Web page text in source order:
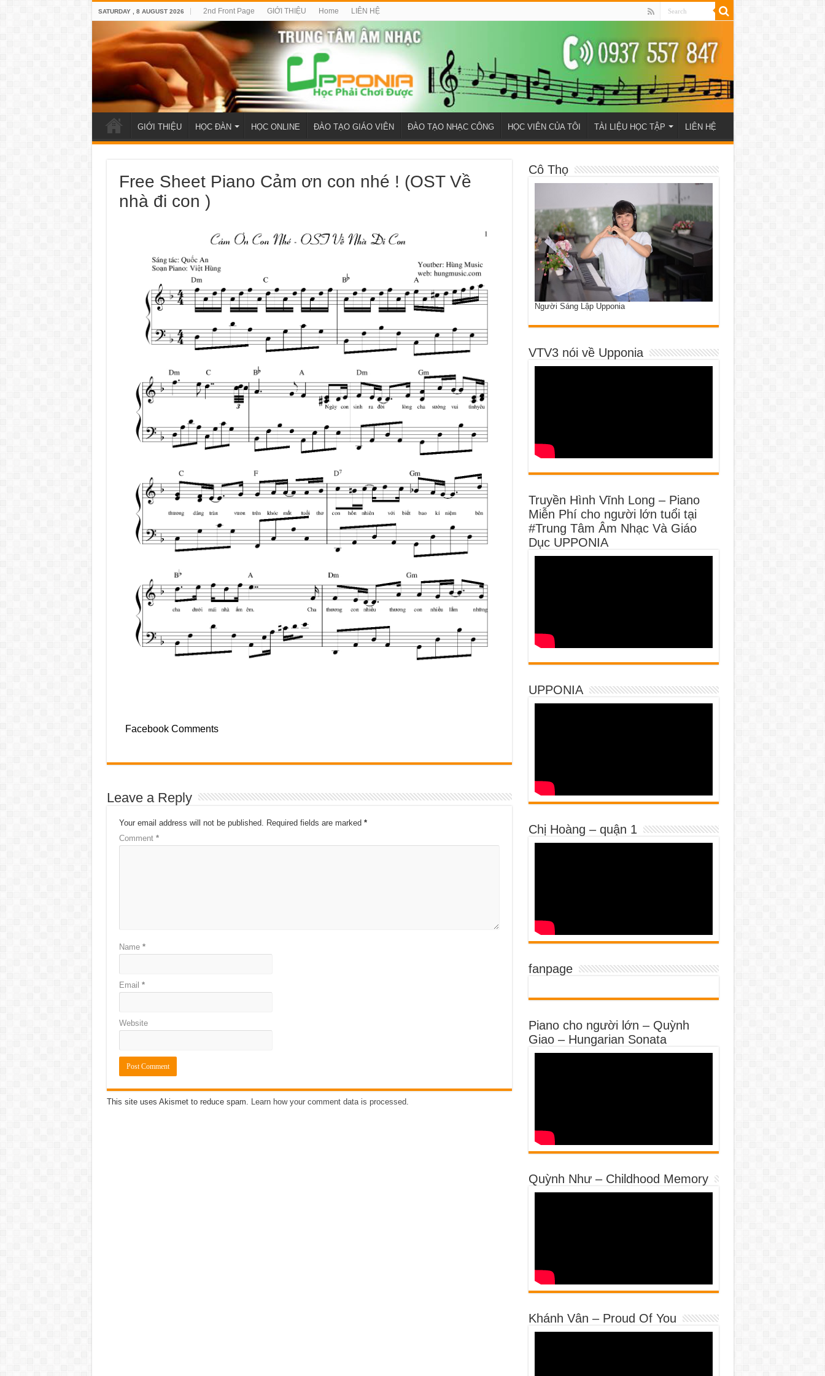
SATURDAY , 8 AUGUST 2026 2nd Front Page GIỚI THIỆU Home LIÊN HỆ
GIỚI THIỆU HỌC ĐÀN HỌC ONLINE ĐÀO TẠO GIÁO VIÊN ĐÀO TẠO NHẠC CÔNG HỌC VIÊN CỦA TÔI TÀI LIỆU HỌC TẬP LIÊN HỆ
Free Sheet Piano Cảm ơn con nhé ! (OST Về
nhà đi con )
Facebook Comments
Leave a Reply
Your email address will not be published. Required fields are marked *
Comment *
Name *
Email *
Website
This site uses Akismet to reduce spam. Learn how your comment data is processed.
Cô Thọ
Người Sáng Lập Upponia
VTV3 nói về Upponia
Truyền Hình Vĩnh Long – Piano
Miễn Phí cho người lớn tuổi tại
#Trung Tâm Âm Nhạc Và Giáo
Dục UPPONIA
UPPONIA
Chị Hoàng – quận 1
fanpage
Piano cho người lớn – Quỳnh
Giao – Hungarian Sonata
Quỳnh Như – Childhood Memory
Khánh Vân – Proud Of You